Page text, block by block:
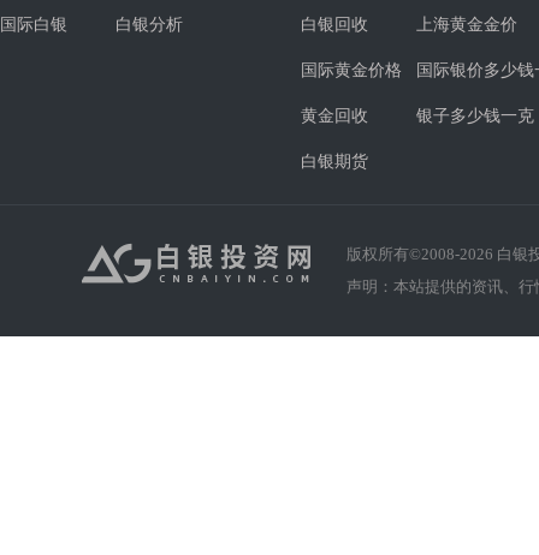
国际白银 白银分析 白银回收 上海黄金金价
国际黄金价格 国际银价多少钱
黄金回收 银子多少钱一克
白银期货
版权所有©2008-2026 白银
声明：本站提供的资讯、